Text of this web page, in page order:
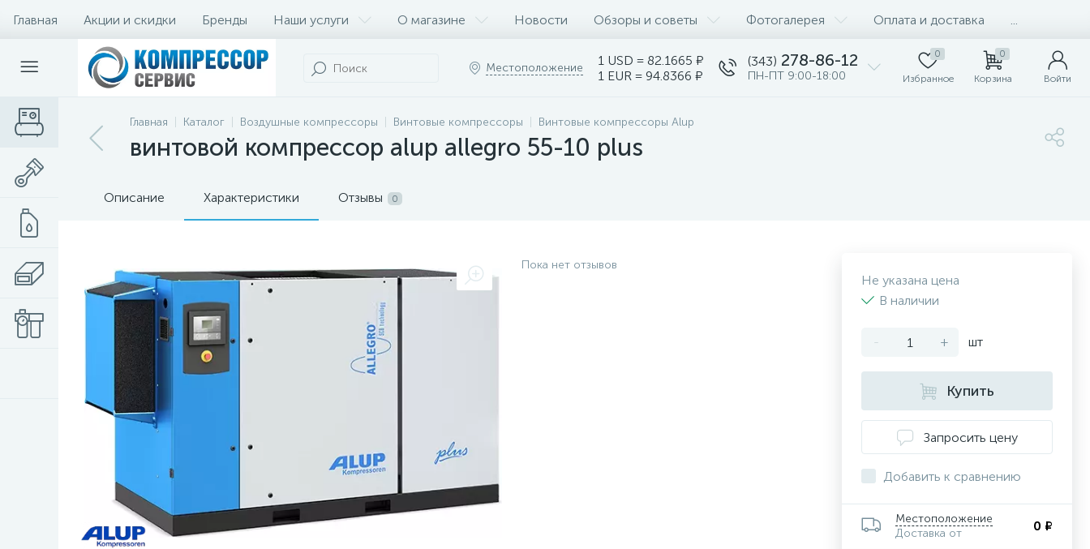
Главная Акции и скидки Бренды Наши услуги О магазине Новости Обзоры и советы Фотогалерея Оплата и доставка
Местоположение
1 USD = 82.1665 ₽
1 EUR = 94.8366 ₽
(343) 278-86-12
ПН-ПТ 9:00-18:00
0
Избранное
0
Корзина Войти
Главная Каталог Воздушные компрессоры Винтовые компрессоры Винтовые компрессоры Alup
винтовой компрессор alup allegro 55-10 plus
Описание Характеристики Отзывы 0
Пока нет отзывов
Не указана цена
В наличии
- + шт
Купить
Запросить цену
Добавить к сравнению
Местоположение
Доставка от
0 ₽